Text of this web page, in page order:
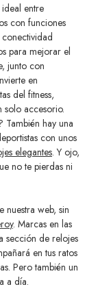
ideal entre
con funciones
para mejorar el
junto con
en
del fitness,
accesorio.
También hay una
con unos
elegantes. Y ojo,
no te pierdas ni
nuestra web, sin
. Marcas en las
sección de relojes
en tus ratos
Pero también un
a día.